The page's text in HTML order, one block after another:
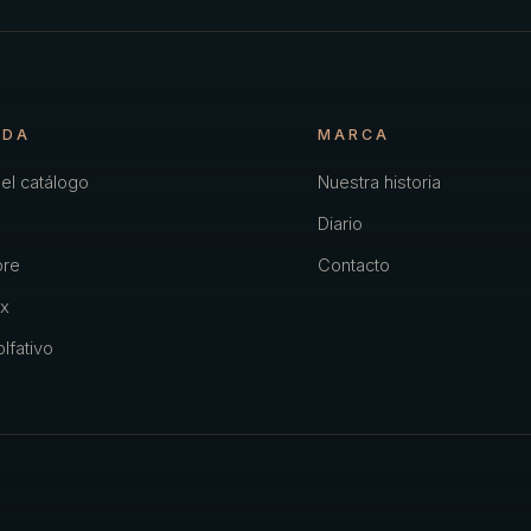
catálogo
MARCA
Nuestra historia
Diario
Contacto